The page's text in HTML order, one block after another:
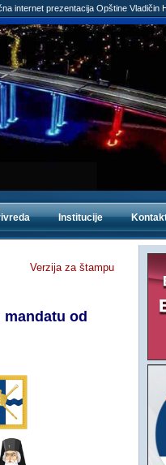
internet prezentacija Opštine Vladičin
Institucije
Verzija za štampu
od